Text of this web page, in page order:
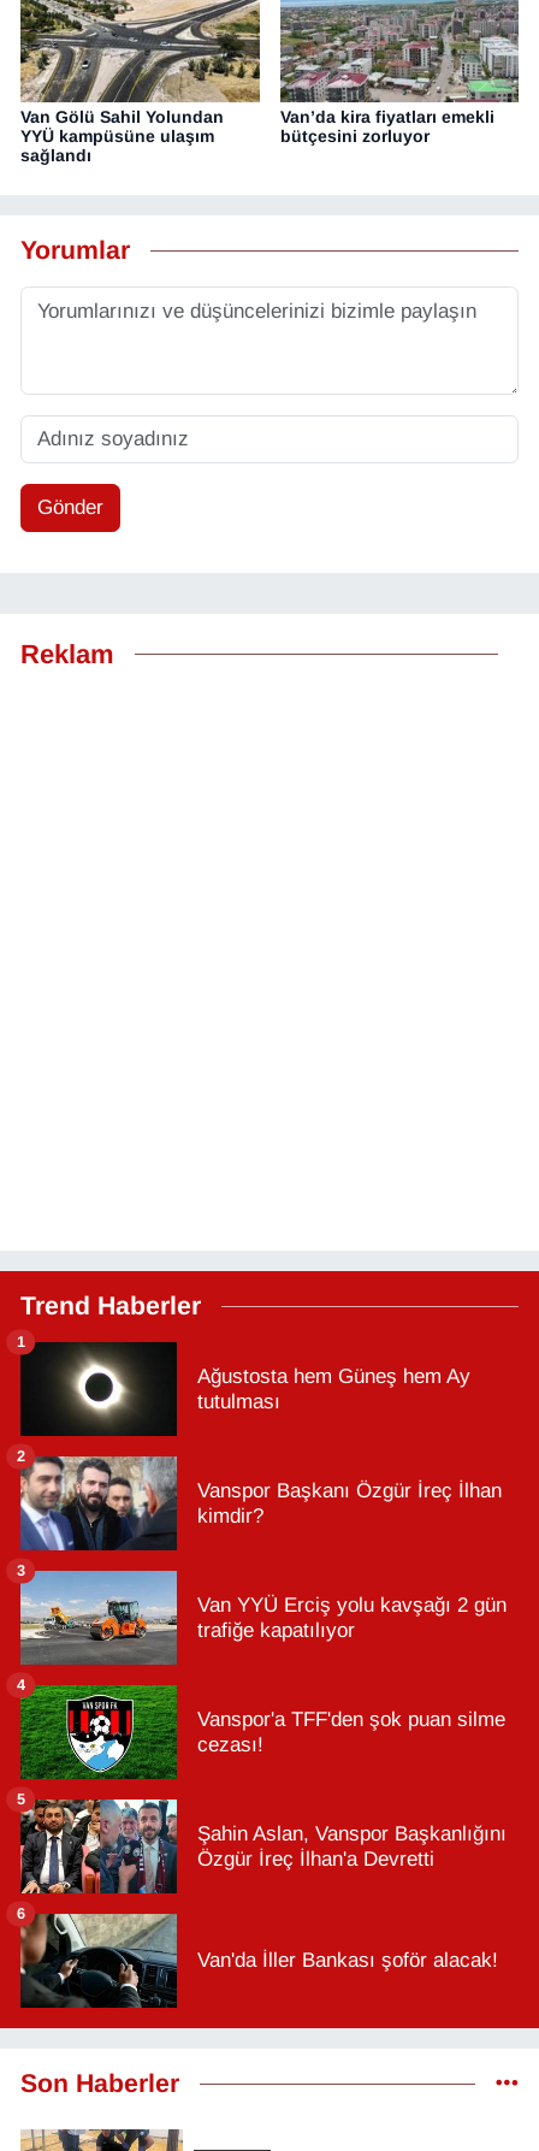
Van Gölü Sahil Yolundan
YYÜ kampüsüne ulaşım
sağlandı
Van’da kira fiyatları emekli
bütçesini zorluyor
Yorumlar
Gönder
Reklam
Trend Haberler
Ağustosta hem Güneş hem Ay
tutulması
1
Vanspor Başkanı Özgür İreç İlhan
kimdir?
2
Van YYÜ Erciş yolu kavşağı 2 gün
trafiğe kapatılıyor
3
Vanspor'a TFF'den şok puan silme
cezası!
4
Şahin Aslan, Vanspor Başkanlığını
Özgür İreç İlhan'a Devretti
5
Van'da İller Bankası şoför alacak!
6
Son Haberler